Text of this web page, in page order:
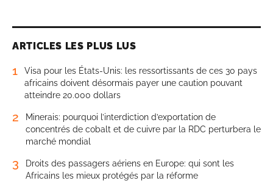
ARTICLES LES PLUS LUS
1
Visa pour les États-Unis: les ressortissants de ces 30 pays
africains doivent désormais payer une caution pouvant
atteindre 20.000 dollars
2
Minerais: pourquoi l’interdiction d’exportation de
concentrés de cobalt et de cuivre par la RDC perturbera le
marché mondial
3
Droits des passagers aériens en Europe: qui sont les
Africains les mieux protégés par la réforme